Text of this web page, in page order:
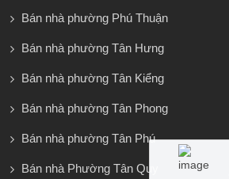
Bán nhà phường Phú Thuận
Bán nhà phường Tân Hưng
Bán nhà phường Tân Kiểng
Bán nhà phường Tân Phong
Bán nhà phường Tân Phú
Bán nhà Phường Tân Quy